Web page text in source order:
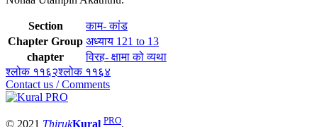
Section
काम- कांड
Chapter Group अध्याय 121 to 13
chapter
विरह- क्षामा को व्यथा
श्लोक ११६२श्लोक ११६४
Contact us / Comments
© 2021 ThirukKural PRO.